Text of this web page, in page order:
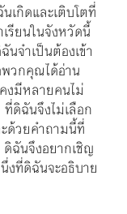
เกิดและเติบโตที่
รียนในจังหวัดนี้
นจำเป็นต้องเข้า
วกคุณได้อ่าน
งมีหลายคนไม่
ดิฉันจึงไม่เลือก
ด้วยคำถามนี้ที่
ฉันจึงอยากเชิญ
ที่ดิฉันจะอธิบาย